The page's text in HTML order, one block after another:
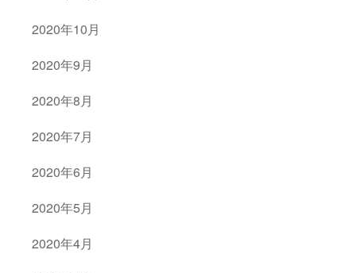
2020年10月
2020年9月
2020年8月
2020年7月
2020年6月
2020年5月
2020年4月